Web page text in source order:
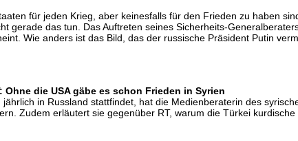
für jeden Krieg, aber keinesfalls für den Frieden zu haben
gerade das tun. Das Auftreten seines Sicherheits-
Wie anders ist das Bild, das der russische Präsident Putin
die USA gäbe es schon Frieden in Syrien
in Russland stattfindet, hat die Medienberaterin des
Zudem erläutert sie gegenüber RT, warum die Türkei